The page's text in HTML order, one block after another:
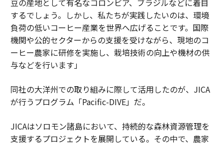
豆の産地として有名なコロンビア、ブラジルなどに着目
するでしょう。しかし、私たちが実践したいのは、環境
負荷の低いコーヒー産業を世界へ広げることです。国際
機関や公的セクターからの支援を受けながら、現地のコ
ーヒー農家に研修を実施し、栽培技術の向上や機材の供
与などを行います」
同社の大洋州での取り組みに際して活用したのが、JICA
が行うプログラム「Pacific-DIVE」だ。
JICAはソロモン諸島において、持続的な森林資源管理を
支援するプロジェクトを展開している。その中で、農家